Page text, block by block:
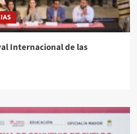
Internacional de las